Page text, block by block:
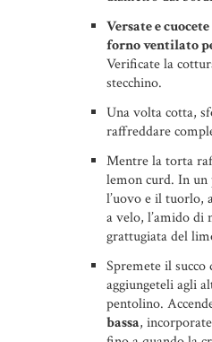
Versate e
forno ventilato
Verificate la
stecchino.
Una volta cotta,
raffreddare
Mentre la torta
lemon curd. In
l’uovo e il tuorlo,
a velo, l’amido di
grattugiata del
Spremete il
aggiungeteli agli
pentolino.
bassa,